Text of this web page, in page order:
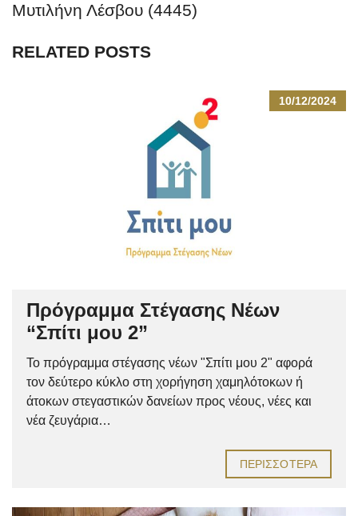
Μυτιλήνη Λέσβου (4445)
RELATED POSTS
10/12/2024
Πρόγραμμα Στέγασης Νέων
“Σπίτι μου 2”
Το πρόγραμμα στέγασης νέων "Σπίτι μου 2" αφορά
τον δεύτερο κύκλο στη χορήγηση χαμηλότοκων ή
άτοκων στεγαστικών δανείων προς νέους, νέες και
νέα ζευγάρια…
ΠΕΡΙΣΣΌΤΕΡΑ